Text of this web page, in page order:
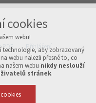
PDF Přihlášení
Vytvořeno v xart.cz
cookies
webu!
technologie, aby zobrazovaný
webu nalezli přesně to, co
našem webu nikdy neslouží
stránek.